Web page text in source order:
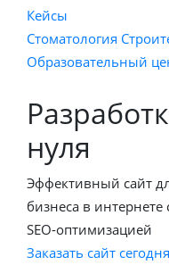
Кейсы
Стоматология
Образовательный
нуля
Эффективный сайт
бизнеса в
SEO-оптимизацией
Заказать сайт сегодня